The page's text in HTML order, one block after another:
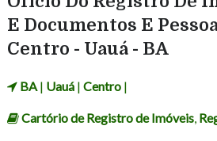
E Documentos E
Centro - Uauá - BA
BA| Uauá| Centro|
Cartório de Registro de Imóveis,